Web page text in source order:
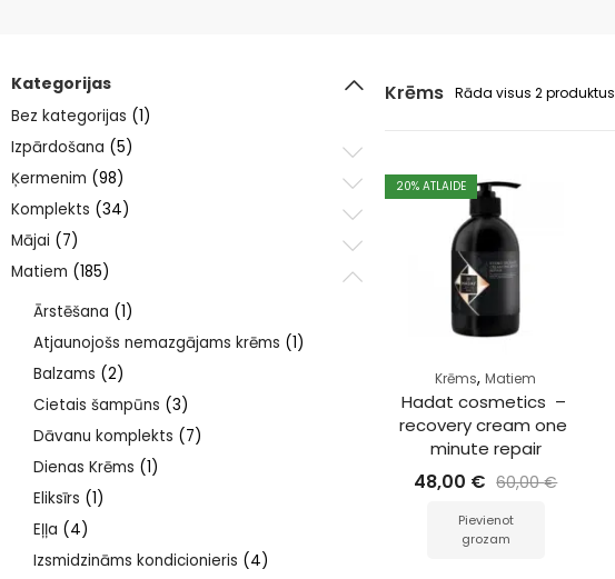
Krēms Rāda visus 2 produktus
20% ATLAIDE
Krēms,Matiem
Hadat cosmetics  –
recovery cream one
minute repair
48,00 € 60,00€
Pievienot
grozam
Kategorijas
Bez kategorijas (1)
Izpārdošana (5)
Ķermenim (98)
Komplekts (34)
Mājai (7)
Matiem (185)
Ārstēšana (1)
Atjaunojošs nemazgājams krēms (1)
Balzams (2)
Cietais šampūns (3)
Dāvanu komplekts (7)
Dienas Krēms (1)
Eliksīrs (1)
Eļļa (4)
Izsmidzināms kondicionieris (4)